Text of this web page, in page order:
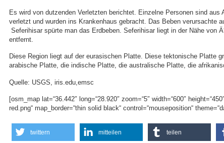
Es wird von dutzenden Verletzten berichtet. Einzelne Personen sind aus
verletzt und wurden ins Krankenhaus gebracht. Das Beben verursachte
Seferihisar spürte man das Erdbeben. Seferihisar liegt in der Nähe von
entfernt.
Diese Region liegt auf der eurasischen Platte. Diese tektonische Platte
arabische Platte, die indische Platte, die australische Platte, die
Quelle: USGS, iris.edu,emsc
[osm_map lat=“36.442″ long=“28.920″ zoom=“5″ width=“600″
red.png“ map_border=“thin solid black“ control=“mouseposition“
twittern mitteilen teilen